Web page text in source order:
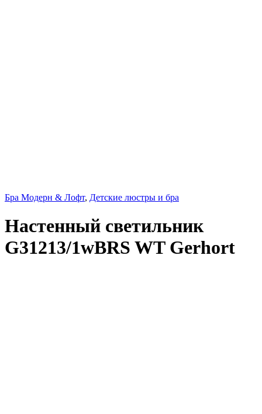
Бра Модерн & Лофт, Детские люстры и бра
Настенный светильник
G31213/1wBRS WT Gerhort